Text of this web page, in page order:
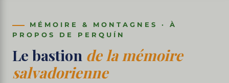
MÉMOIRE & MONTAGNES · À
PROPOS DE PERQUÍN
Le bastion de la mémoire
salvadorienne